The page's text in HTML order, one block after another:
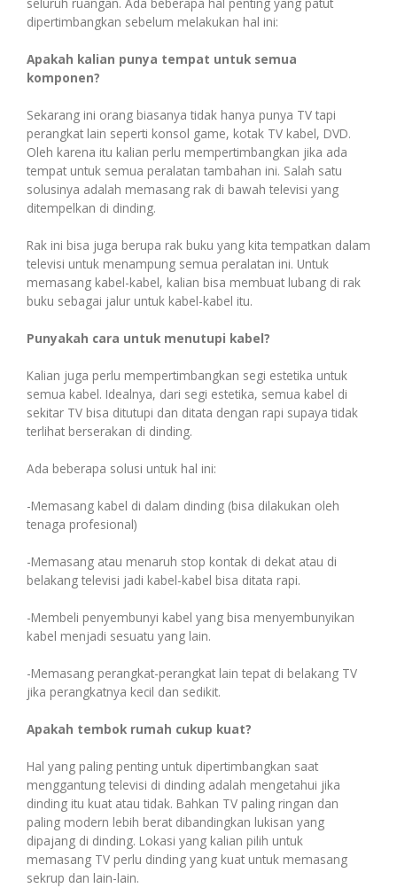
Topup E-Wallet
Voucher Wifi, dll
Pasca Bayar / PPOB
Transaksi Via Facebook
Transaksi Via Gtalk
Transaksi Via Twitter
dipertimbangkan sebelum melakukan hal ini:
Apakah kalian punya tempat untuk semua
komponen?
Sekarang ini orang biasanya tidak hanya punya TV tapi
perangkat lain seperti konsol game, kotak TV kabel, DVD.
Oleh karena itu kalian perlu mempertimbangkan jika ada
tempat untuk semua peralatan tambahan ini. Salah satu
solusinya adalah memasang rak di bawah televisi yang
ditempelkan di dinding.
Rak ini bisa juga berupa rak buku yang kita tempatkan dalam
televisi untuk menampung semua peralatan ini. Untuk
memasang kabel-kabel, kalian bisa membuat lubang di rak
buku sebagai jalur untuk kabel-kabel itu.
Punyakah cara untuk menutupi kabel?
Kalian juga perlu mempertimbangkan segi estetika untuk
semua kabel. Idealnya, dari segi estetika, semua kabel di
sekitar TV bisa ditutupi dan ditata dengan rapi supaya tidak
terlihat berserakan di dinding.
Ada beberapa solusi untuk hal ini:
-Memasang kabel di dalam dinding (bisa dilakukan oleh
tenaga profesional)
-Memasang atau menaruh stop kontak di dekat atau di
belakang televisi jadi kabel-kabel bisa ditata rapi.
-Membeli penyembunyi kabel yang bisa menyembunyikan
kabel menjadi sesuatu yang lain.
-Memasang perangkat-perangkat lain tepat di belakang TV
jika perangkatnya kecil dan sedikit.
Apakah tembok rumah cukup kuat?
Hal yang paling penting untuk dipertimbangkan saat
menggantung televisi di dinding adalah mengetahui jika
dinding itu kuat atau tidak. Bahkan TV paling ringan dan
paling modern lebih berat dibandingkan lukisan yang
dipajang di dinding. Lokasi yang kalian pilih untuk
memasang TV perlu dinding yang kuat untuk memasang
sekrup dan lain-lain.